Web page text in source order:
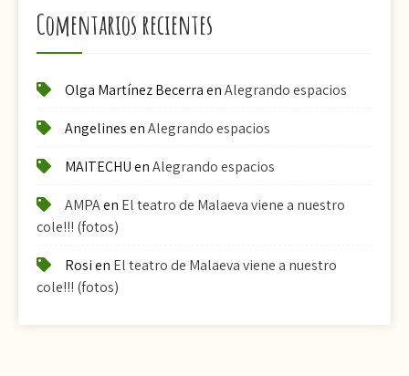
Comentarios recientes
Olga Martínez BecerraenAlegrando espacios
AngelinesenAlegrando espacios
MAITECHUenAlegrando espacios
AMPAen El teatro de Malaeva viene a nuestro
cole!!! (fotos)
Rosien El teatro de Malaeva viene a nuestro
cole!!! (fotos)